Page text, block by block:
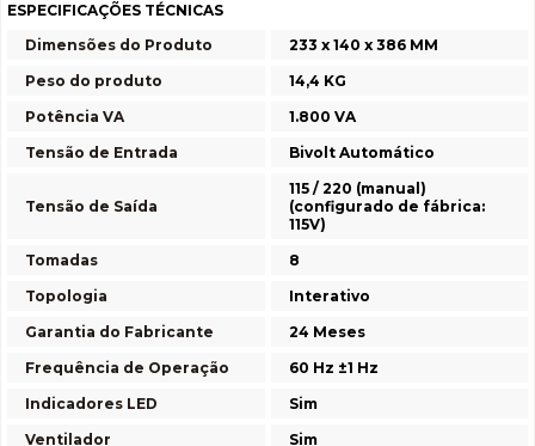
ESPECIFICAÇÕES TÉCNICAS
Dimensões do Produto
233 x 140 x 386 MM
Peso do produto
14,4 KG
Potência VA
1.800 VA
Tensão de Entrada
Bivolt Automático
Tensão de Saída
115 / 220 (manual)
(configurado de fábrica:
115V)
Tomadas
8
Topologia
Interativo
Garantia do Fabricante
24 Meses
Frequência de Operação
60 Hz ±1 Hz
Indicadores LED
Sim
Ventilador
Sim